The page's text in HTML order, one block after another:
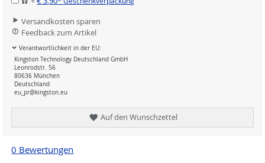
Versandkosten sparen
Feedback zum Artikel
Verantwortlichkeit in der EU:
Kingston Technology Deutschland GmbH
Leonrodstr. 56
80636 München
Deutschland
eu_pr@kingston.eu
Auf den Wunschzettel
0 Bewertungen